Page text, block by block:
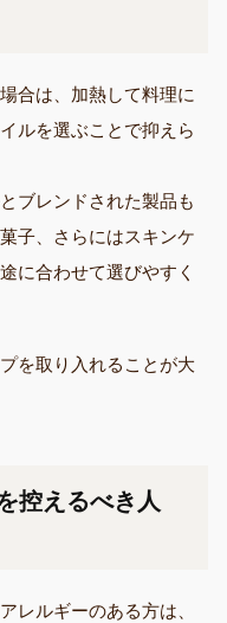
合は、加熱して料理に
ルを選ぶことで抑えら
ブレンドされた製品も
子、さらにはスキンケ
に合わせて選びやすく
を取り入れることが大
控えるべき人
レルギーのある方は、